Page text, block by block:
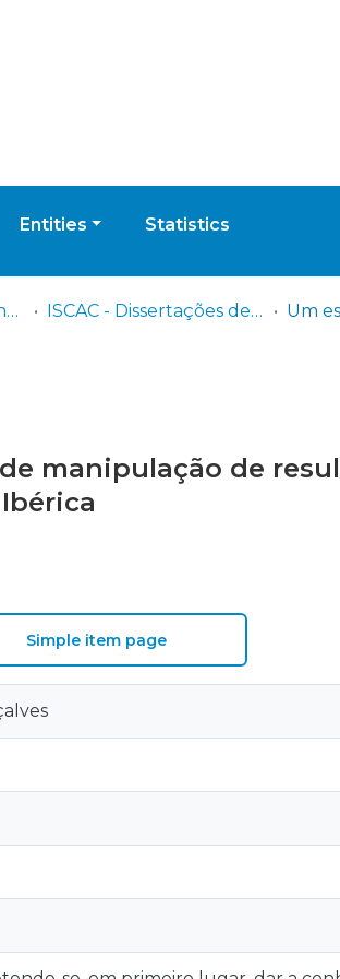
Entities Statistics
UPCoimbra - ISCAC - Instituto Superior de Contabilidade e Administração de Coimbra ISCAC - Dissertações de Mestrado
manipulação de
Simple item page